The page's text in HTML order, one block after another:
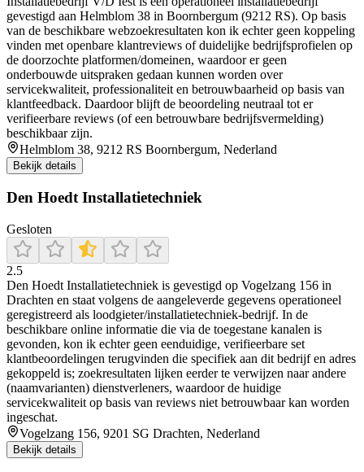
gevestigd aan Helmblom 38 in Boornbergum (9212 RS). Op basis
van de beschikbare webzoekresultaten kon ik echter geen koppeling
vinden met openbare klantreviews of duidelijke bedrijfsprofielen op
de doorzochte platformen/domeinen, waardoor er geen
onderbouwde uitspraken gedaan kunnen worden over
servicekwaliteit, professionaliteit en betrouwbaarheid op basis van
klantfeedback. Daardoor blijft de beoordeling neutraal tot er
verifieerbare reviews (of een betrouwbare bedrijfsvermelding)
beschikbaar zijn.
Helmblom 38, 9212 RS Boornbergum, Nederland
Bekijk details
Den Hoedt Installatietechniek
Gesloten
2.5
Den Hoedt Installatietechniek is gevestigd op Vogelzang 156 in
Drachten en staat volgens de aangeleverde gegevens operationeel
geregistreerd als loodgieter/installatietechniek-bedrijf. In de
beschikbare online informatie die via de toegestane kanalen is
gevonden, kon ik echter geen eenduidige, verifieerbare set
klantbeoordelingen terugvinden die specifiek aan dit bedrijf en adres
gekoppeld is; zoekresultaten lijken eerder te verwijzen naar andere
(naamvarianten) dienstverleners, waardoor de huidige
servicekwaliteit op basis van reviews niet betrouwbaar kan worden
ingeschat.
Vogelzang 156, 9201 SG Drachten, Nederland
Bekijk details